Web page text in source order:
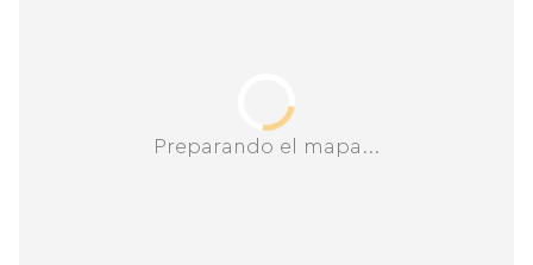
Preparando el mapa...